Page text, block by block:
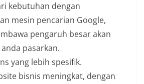
kebutuhan dengan
mesin pencarian Google,
pengaruh besar akan
pasarkan.
yang lebih spesifik.
bisnis meningkat, dengan